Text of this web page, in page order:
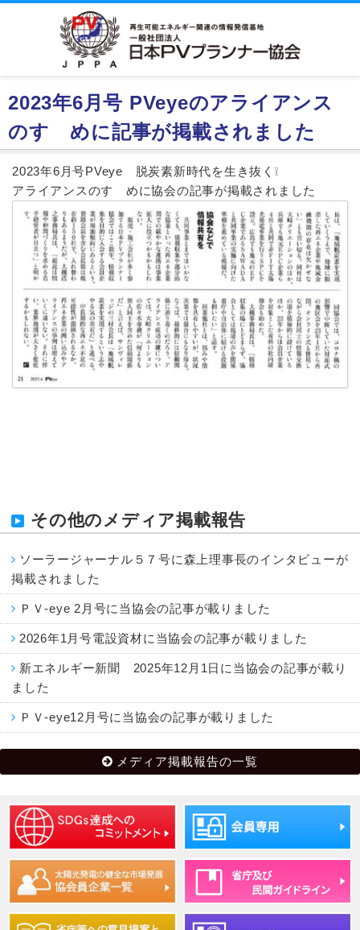
2023年6月号 PVeyeのアライアンス
のすゝめに記事が掲載されました
2023年6月号PVeye 脱炭素新時代を生き抜く❕
アライアンスのすゝめに協会の記事が掲載されました
その他のメディア掲載報告
ソーラージャーナル５７号に森上理事長のインタビューが
掲載されました
ＰＶ-eye 2月号に当協会の記事が載りました
2026年1月号電設資材に当協会の記事が載りました
新エネルギー新聞 2025年12月1日に当協会の記事が載り
ました
ＰＶ-eye12月号に当協会の記事が載りました
メディア掲載報告の一覧